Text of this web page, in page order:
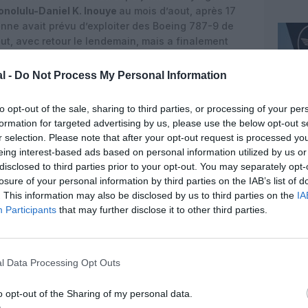
- Do Not Process My Personal Information
opt-out of the sale, sharing to third parties, or processing of your
for targeted advertising by us, please use the below opt-out
selection. Please note that after your opt-out request is processed
interest-based ads based on personal information utilized by us
to third parties prior to your opt-out. You may separately
of your personal information by third parties on the IAB’s list of
This information may also be disclosed by us to third parties on the
Participants that may further disclose it to other third parties.
Data Processing Opt Outs
opt-out of the Sharing of my personal data.
Daniel K. Inouye au mois d’aout, après 17
avait prévu d’exploiter des Boeing 787-9 de
avec retour le lendemain, mais a finalement
Première, 56 en classe Affaires, 73 en Premium
à des «modifications des mesures de quarantaine
des passagers
éviter la quarantaine de 10 jours
les 72 heures avant le départ.
étaient avant la crise exclusivement opéré
des trois exemplaires commandés sont arrivés
utilisés que sur des «vols vers nulle part».
d’un A380 supplémentaire (D-AIMM) de
Aerosave àTeruelen Espagne, pour du
Première, 78 en classe Affaires, 52 en Premium
au sol, faute de reprise du trafic long-
aeropuerto de Teruel@aeropuerteruel